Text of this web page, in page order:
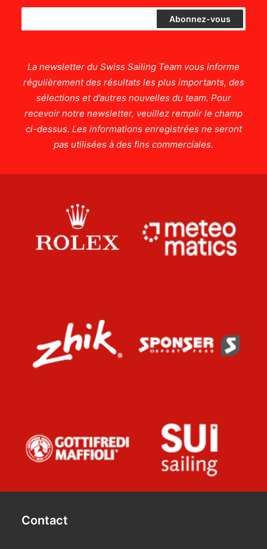
La newsletter du Swiss Sailing Team vous informe
régulièrement des résultats les plus importants, des
sélections et d’autres nouvelles du team. Pour
recevoir notre newsletter, veuillez remplir le champ
ci-dessus. Les informations enregistrées ne seront
pas utilisées à des fins commerciales.
Contact